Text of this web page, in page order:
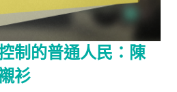
制的普通人民：陳
衫